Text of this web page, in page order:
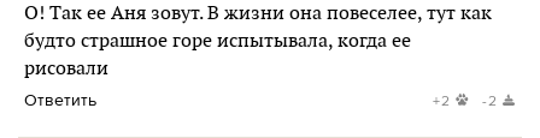
О! Так ее Аня зовут. В жизни она повеселее, тут как
будто страшное горе испытывала, когда ее
рисовали
Ответить +2 -2